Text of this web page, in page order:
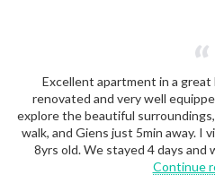
Excellent apartment in a
renovated and very well
explore the beautiful
walk, and Giens just 5min away. I
8yrs old. We stayed 4 days and
Continue